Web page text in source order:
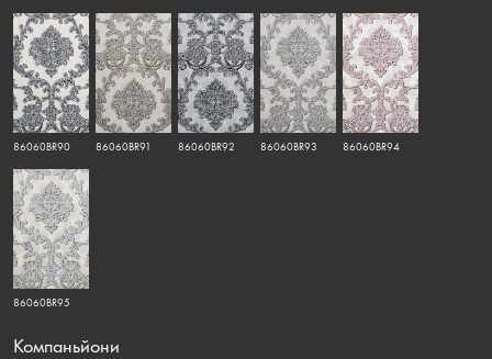
86060BR90 86060BR91 86060BR92 86060BR93 86060BR94
86060BR95
Компаньйони